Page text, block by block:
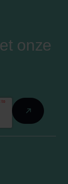
onze